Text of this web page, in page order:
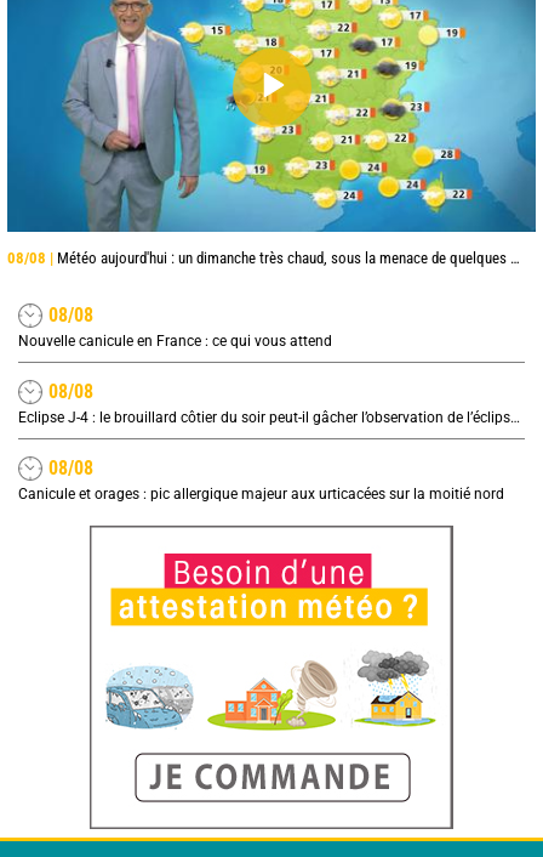
08/08 | Météo aujourd'hui : un dimanche très chaud, sous la menace de quelques orages
08/08
Nouvelle canicule en France : ce qui vous attend
08/08
Eclipse J-4 : le brouillard côtier du soir peut-il gâcher l’observation de l’éclipse à la plage ?
08/08
Canicule et orages : pic allergique majeur aux urticacées sur la moitié nord